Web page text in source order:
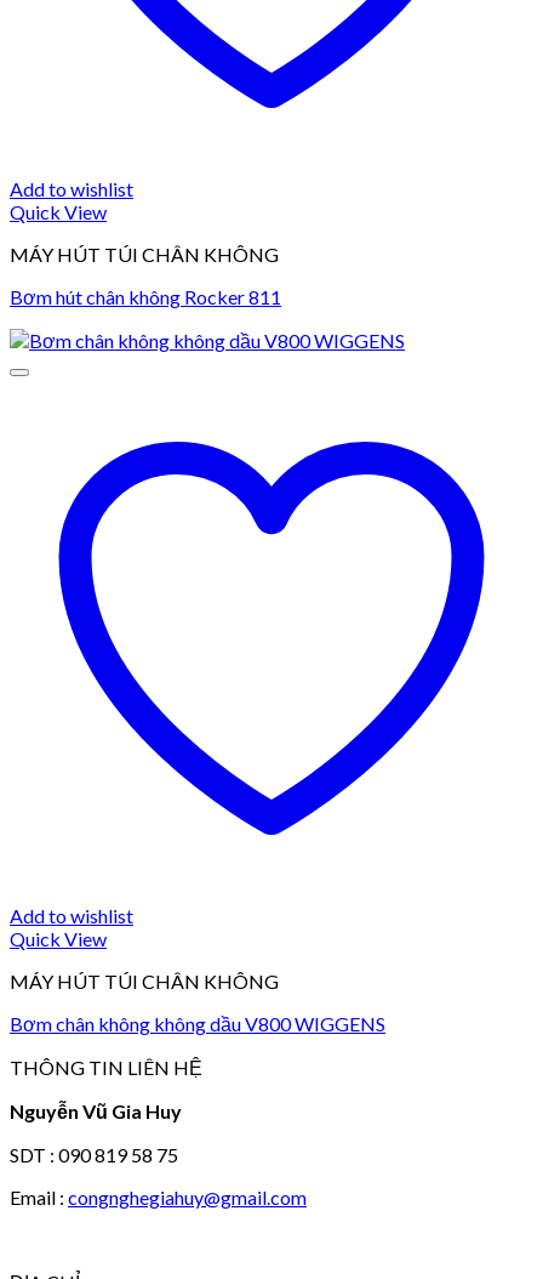
Add to wishlist
Quick View
MÁY HÚT TÚI CHÂN KHÔNG
Bơm hút chân không Rocker 811
Add to wishlist
Quick View
MÁY HÚT TÚI CHÂN KHÔNG
Bơm chân không không dầu V800 WIGGENS
THÔNG TIN LIÊN HỆ
Nguyễn Vũ Gia Huy
SDT : 090 819 58 75
Email : congnghegiahuy@gmail.com